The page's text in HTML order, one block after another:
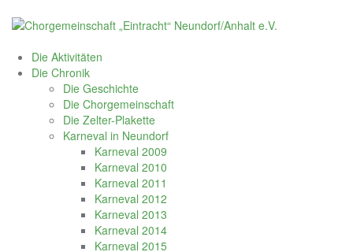
Die Aktivitäten
Die Chronik
Die Geschichte
Die Chorgemeinschaft
Die Zelter-Plakette
Karneval in Neundorf
Karneval 2009
Karneval 2010
Karneval 2011
Karneval 2012
Karneval 2013
Karneval 2014
Karneval 2015